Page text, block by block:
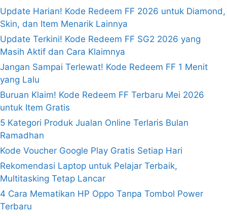
Update Harian! Kode Redeem FF 2026 untuk Diamond,
Skin, dan Item Menarik Lainnya
Update Terkini! Kode Redeem FF SG2 2026 yang
Masih Aktif dan Cara Klaimnya
Jangan Sampai Terlewat! Kode Redeem FF 1 Menit
yang Lalu
Buruan Klaim! Kode Redeem FF Terbaru Mei 2026
untuk Item Gratis
5 Kategori Produk Jualan Online Terlaris Bulan
Ramadhan
Kode Voucher Google Play Gratis Setiap Hari
Rekomendasi Laptop untuk Pelajar Terbaik,
Multitasking Tetap Lancar
4 Cara Mematikan HP Oppo Tanpa Tombol Power
Terbaru